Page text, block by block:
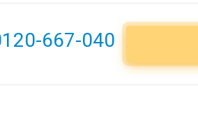
667-040